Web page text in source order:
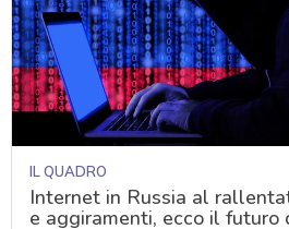
IL QUADRO
Internet in Russia al
e aggiramenti, ecco il